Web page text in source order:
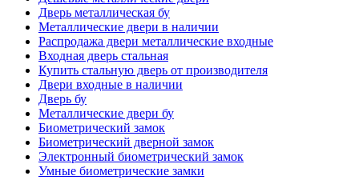
Дверь металлическая бу
Металлические двери в наличии
Распродажа двери металлические входные
Входная дверь стальная
Купить стальную дверь от производителя
Двери входные в наличии
Дверь бу
Металлические двери бу
Биометрический замок
Биометрический дверной замок
Электронный биометрический замок
Умные биометрические замки